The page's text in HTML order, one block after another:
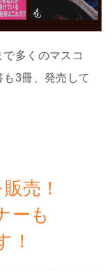
多くのマスコ
3冊、発売して
売！
ーも
！